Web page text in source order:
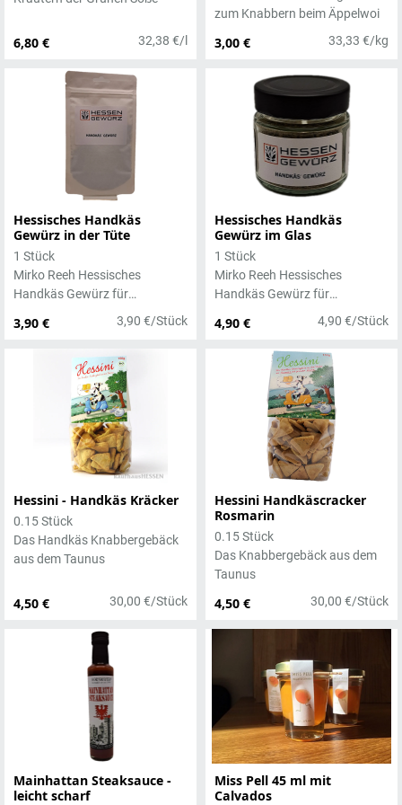
6,80 € 32,38 €/l 3,00 € 33,33 €/kg
zum Knabbern beim Äppelwoi
Hessisches Handkäs
Gewürz in der Tüte
3,90 € 3,90 €/Stück
1 Stück
Mirko Reeh Hessisches
Handkäs Gewürz für
Salate, 30g
Hessisches Handkäs
Gewürz im Glas
4,90 € 4,90 €/Stück
1 Stück
Mirko Reeh Hessisches
Handkäs Gewürz für
Salate, 30g
Hessini - Handkäs Kräcker
4,50 € 30,00 €/Stück
0.15 Stück
Das Handkäs Knabbergebäck
aus dem Taunus
Hessini Handkäscracker
Rosmarin
4,50 € 30,00 €/Stück
0.15 Stück
Das Knabbergebäck aus dem
Taunus
Mainhattan Steaksauce -
leicht scharf
Miss Pell 45 ml mit
Calvados